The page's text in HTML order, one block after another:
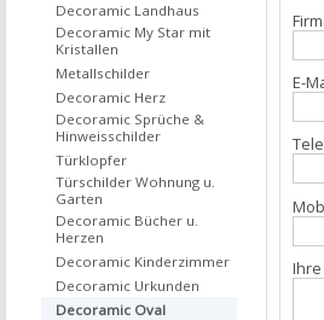
E-
Ihre
Decoramic Landhaus
Decoramic My Star mit
Kristallen
Metallschilder
Decoramic Herz
Decoramic Sprüche &
Hinweisschilder
Türklopfer
Türschilder Wohnung u.
Garten
Decoramic Bücher u.
Herzen
Decoramic Kinderzimmer
Decoramic Urkunden
Decoramic Oval